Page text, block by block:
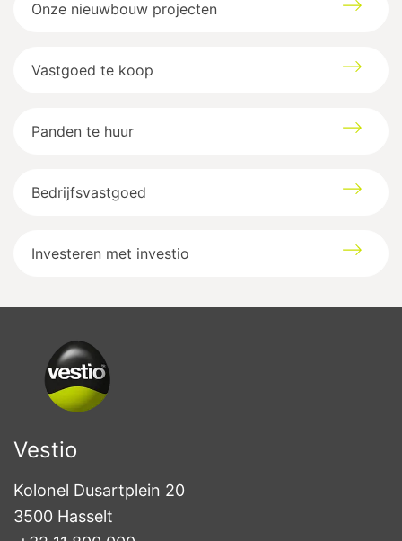
Onze nieuwbouw projecten
Vastgoed te koop
Panden te huur
Bedrijfsvastgoed
Investeren met investio
Vestio
Kolonel Dusartplein 20
3500 Hasselt